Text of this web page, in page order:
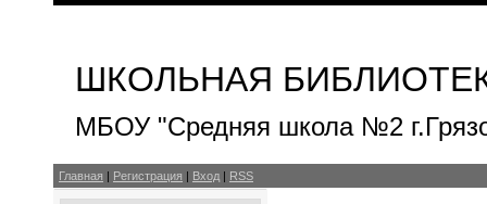
ШКОЛЬНАЯ
МБОУ "Средняя школа №2
Главная Регистрация Вход RSS